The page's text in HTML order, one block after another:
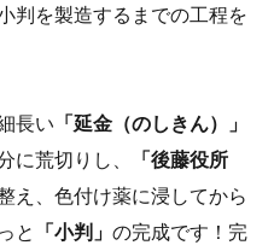
判を製造するまでの工程を
長い 「延金（のしきん）」
荒切りし、
「後藤役所
え、色付け薬に浸してから
と 「小判」 の完成です！完